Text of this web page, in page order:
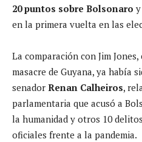
20 puntos sobre Bolsonaro
en la primera vuelta en las
La comparación con Jim
masacre de Guyana, ya había
senador Renan Calheiros,
parlamentaria que acusó a
la humanidad y otros 10
oficiales frente a la pandemia.